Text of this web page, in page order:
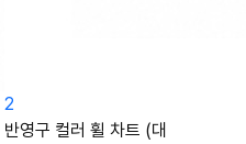
2
반영구 컬러 휠 차트 (대